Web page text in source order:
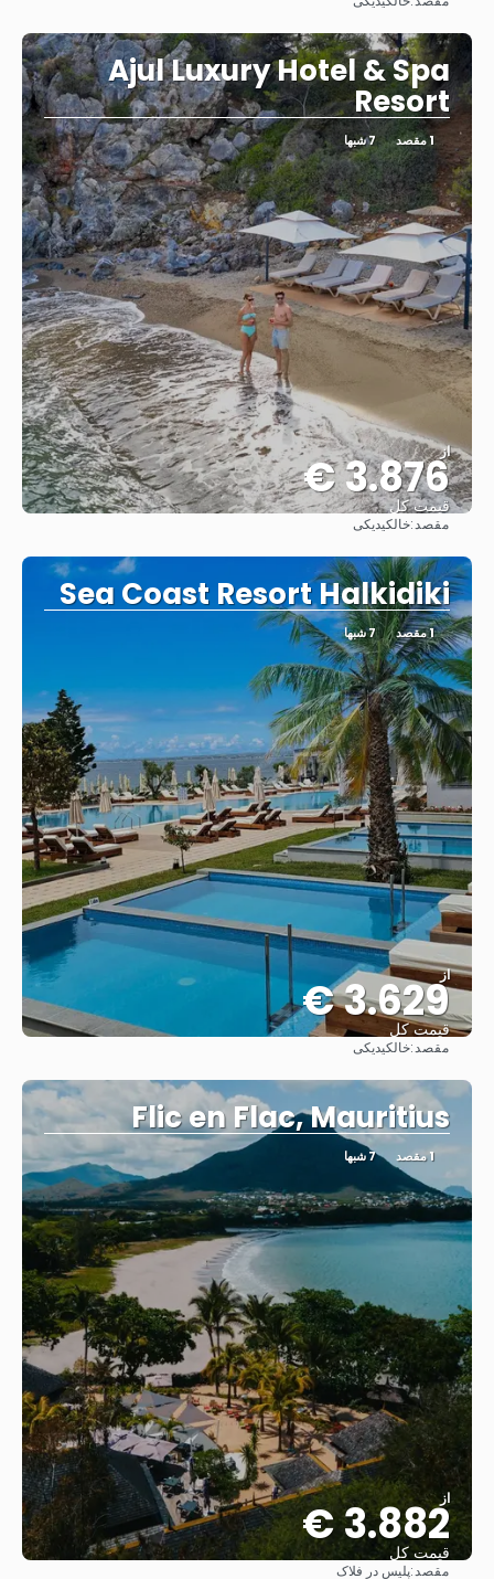
Ajul Luxury Hotel & Spa
Resort
1 مقصد 7 شبها
از
3.876 €
قیمت کل
مقصد:خالکیدیکی
Sea Coast Resort Halkidiki
1 مقصد 7 شبها
از
3.629 €
قیمت کل
مقصد:خالکیدیکی
Flic en Flac, Mauritius
1 مقصد 7 شبها
از
3.882 €
قیمت کل
مقصد:پلیس در فلاک